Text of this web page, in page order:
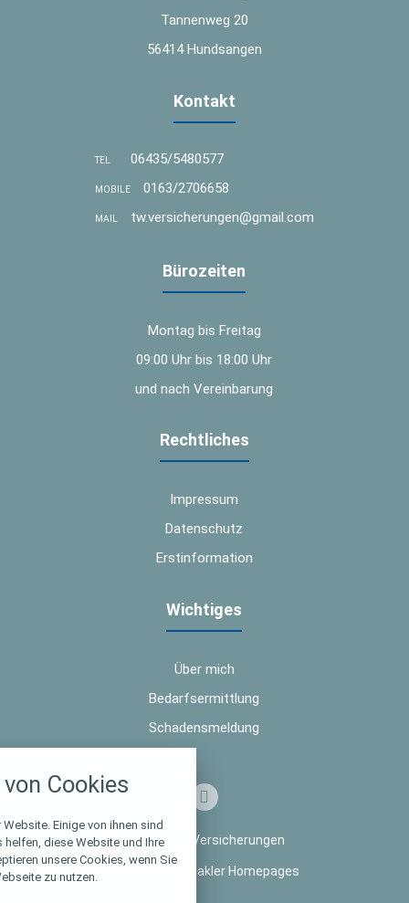
Tannenweg 20
56414 Hundsangen
Kontakt
TEL 06435/5480577
MOBILE 0163/2706658
MAIL tw.versicherungen@gmail.com
Bürozeiten
Montag bis Freitag
09:00 Uhr bis 18:00 Uhr
und nach Vereinbarung
Rechtliches
Impressum
Datenschutz
Erstinformation
Wichtiges
Über mich
Bedarfsermittlung
Schadensmeldung
© 2026 TW Versicherungen
Makler Homepages
Cookies
Einige von ihnen sind
diese Website und Ihre
unsere Cookies, wenn Sie
zu nutzen.
alle verwendeten Cookies und
zu blockieren.
Notwendig